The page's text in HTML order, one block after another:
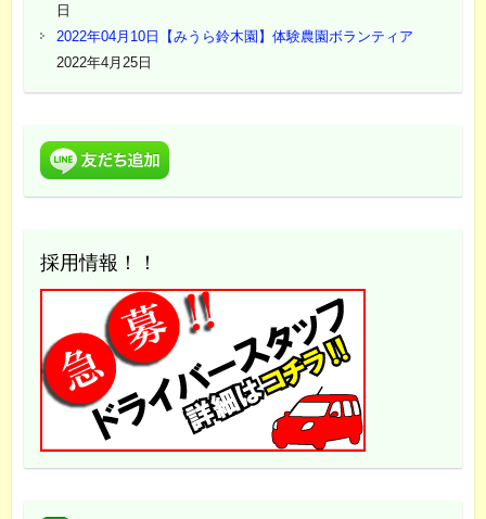
日
2022年04月10日【みうら鈴木園】体験農園ボランティア
2022年4月25日
採用情報！！